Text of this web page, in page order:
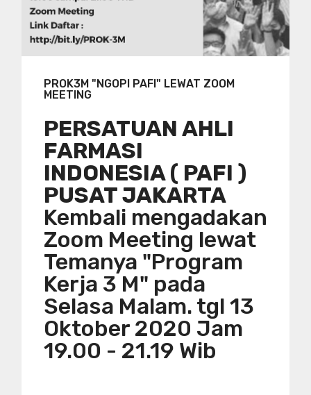
PROK3M "NGOPI PAFI" LEWAT ZOOM
MEETING
PERSATUAN AHLI
FARMASI
INDONESIA ( PAFI )
PUSAT JAKARTA
Kembali mengadakan
Zoom Meeting lewat
Temanya "Program
Kerja 3 M" pada
Selasa Malam. tgl 13
Oktober 2020 Jam
19.00 - 21.19 Wib